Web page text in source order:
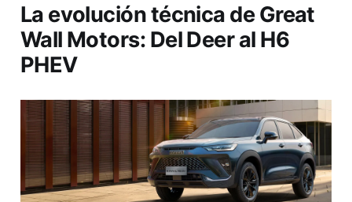
La evolución técnica de Great
Wall Motors: Del Deer al H6
PHEV